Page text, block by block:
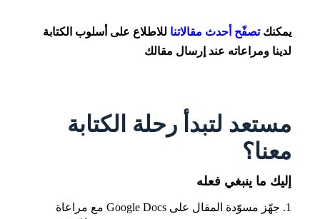
يمكنكتصفّح أحدث مقالاتنا للاطلاع على أسلوب الكتابة
لدينا ومراعاته عند إرسال مقالك
مستعد لتبدأ رحلة الكتابة
معنا؟
إليك ما ينبغي فعله
1. جهّز مسوّدة المقال على Google Docs مع مراعاة